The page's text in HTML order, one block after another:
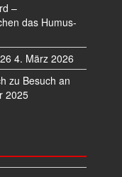
–
das Humus-
4. März 2026
zu Besuch an
2025